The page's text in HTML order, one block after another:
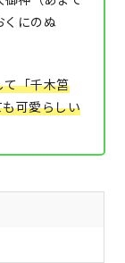
くにのぬ
て「千木筥
も可愛らしい